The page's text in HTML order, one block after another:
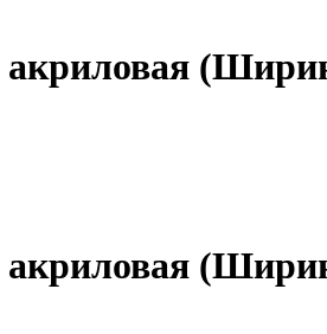
акриловая
акриловая